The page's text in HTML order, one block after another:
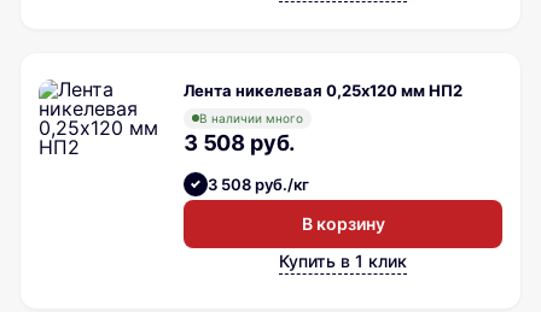
Лента никелевая 0,25х120 мм НП2
В наличии много
3 508 руб.
3 508 руб./кг
В корзину
Купить в 1 клик